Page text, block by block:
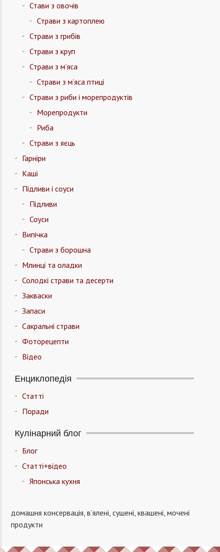
Стави з овочів
Страви з картоплею
Страви з грибів
Страви з круп
Страви з м’яса
Страви з м’яса птиці
Страви з риби і морепродуктів
Морепродукти
Риба
Страви з яєць
Гарніри
Каші
Підливи і соуси
Підливи
Соуси
Випічка
Страви з борошна
Млинці та оладки
Солодкі страви та десерти
Закваски
Запаси
Сакральні страви
Фоторецепти
Відео
Енциклопедія
Статті
Поради
Кулінарний блог
Блог
Статті+відео
Японська кухня
домашня консервація, в’ялені, сушені, квашені, мочені
продукти